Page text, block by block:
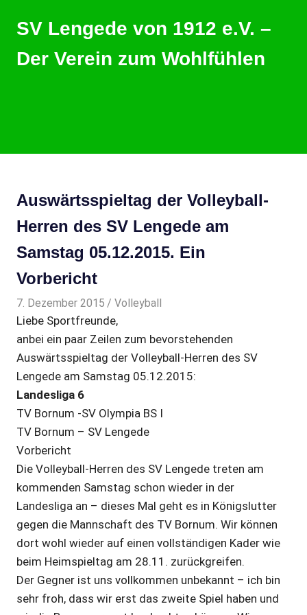
InhaltSV Lengede von 1912 e.V. –
Der Verein zum Wohlfühlen
Auswärtsspieltag der Volleyball-
Herren des SV Lengede am
Samstag 05.12.2015. Ein
Vorbericht
7. Dezember 2015 svladmin
Volleyball
Liebe Sportfreunde,
anbei ein paar Zeilen zum bevorstehenden
Auswärtsspieltag der Volleyball-Herren des SV
Lengede am Samstag 05.12.2015:
Landesliga 6
TV Bornum -SV Olympia BS I
TV Bornum – SV Lengede
Vorbericht
Die Volleyball-Herren des SV Lengede treten am
kommenden Samstag schon wieder in der
Landesliga an – dieses Mal geht es in Königslutter
gegen die Mannschaft des TV Bornum. Wir können
dort wohl wieder auf einen vollständigen Kader wie
beim Heimspieltag am 28.11. zurückgreifen.
Der Gegner ist uns vollkommen unbekannt – ich bin
sehr froh, dass wir erst das zweite Spiel haben und